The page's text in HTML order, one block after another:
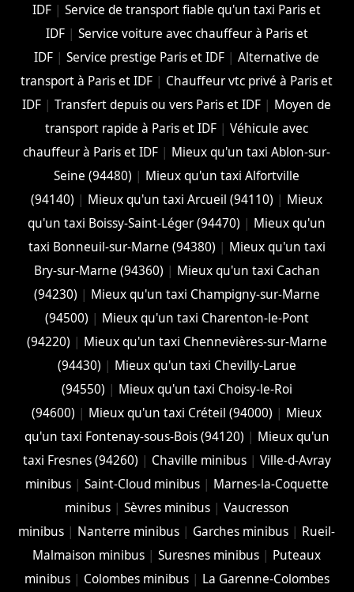
IDF |Service de transport fiable qu'un taxi Paris et
IDF| Service voiture avec chauffeur à Paris et
IDF |Service prestige Paris et IDF |Alternative de
transport à Paris et IDF | Chauffeur vtc privé à Paris et
IDF |Transfert depuis ou vers Paris et IDF | Moyen de
transport rapide à Paris et IDF |Véhicule avec
chauffeur à Paris et IDF | Mieux qu'un taxi Ablon-sur-
Seine (94480) | Mieux qu'un taxi Alfortville
(94140) | Mieux qu'un taxi Arcueil (94110) | Mieux
qu'un taxi Boissy-Saint-Léger (94470) | Mieux qu'un
taxi Bonneuil-sur-Marne (94380) | Mieux qu'un taxi
Bry-sur-Marne (94360) | Mieux qu'un taxi Cachan
(94230) | Mieux qu'un taxi Champigny-sur-Marne
(94500) | Mieux qu'un taxi Charenton-le-Pont
(94220) | Mieux qu'un taxi Chennevières-sur-Marne
(94430) | Mieux qu'un taxi Chevilly-Larue
(94550) | Mieux qu'un taxi Choisy-le-Roi
(94600) | Mieux qu'un taxi Créteil (94000) | Mieux
qu'un taxi Fontenay-sous-Bois (94120) | Mieux qu'un
taxi Fresnes (94260) | Chaville minibus| Ville-d-Avray
minibus| Saint-Cloud minibus| Marnes-la-Coquette
minibus| Sèvres minibus| Vaucresson
minibus | Nanterre minibus | Garches minibus | Rueil-
Malmaison minibus |Suresnes minibus | Puteaux
minibus| Colombes minibus| La Garenne-Colombes